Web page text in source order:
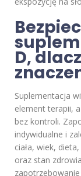
D,
Suplementacja
element terapii,
bez kontroli.
indywidualne i
ciała, wiek,
oraz stan